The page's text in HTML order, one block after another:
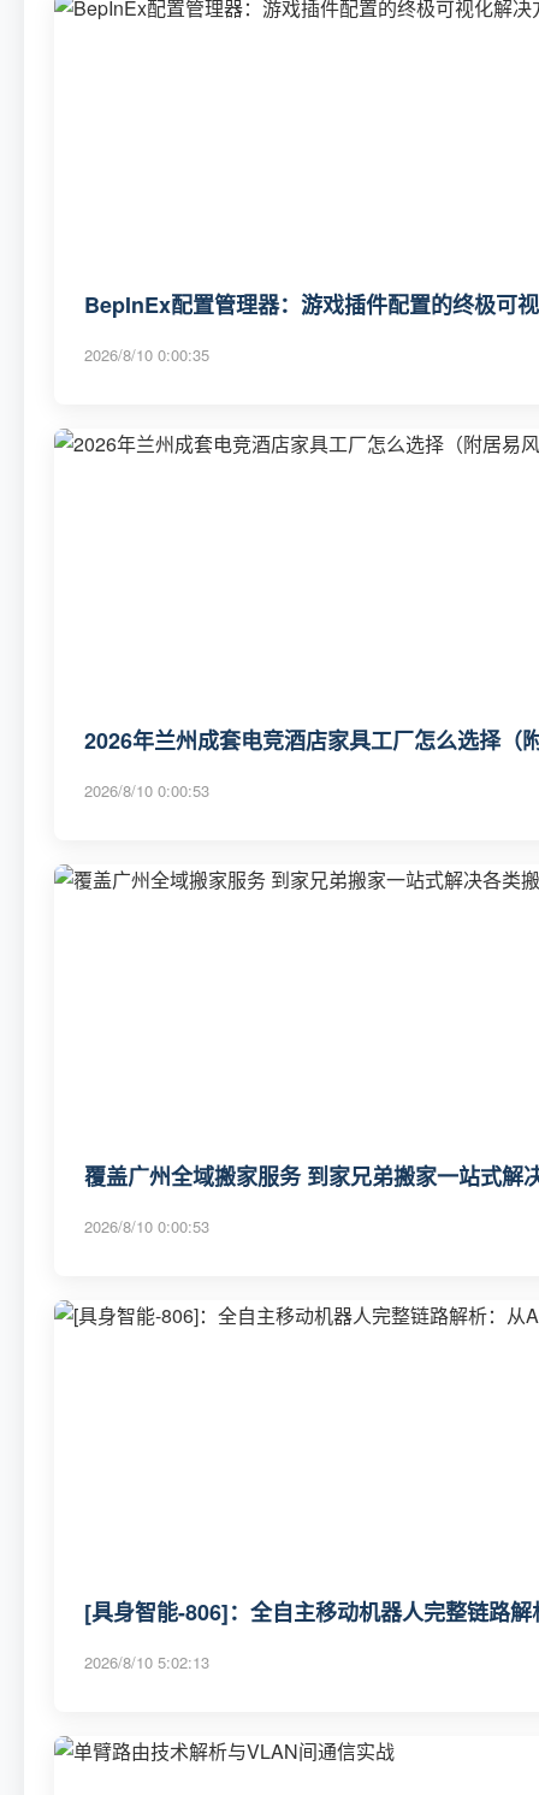
BepInEx配置管理器：游戏插件配置的终极可
2026/8/10 0:00:35
2026年兰州成套电竞酒店家具工厂怎么选择（
2026/8/10 0:00:53
覆盖广州全域搬家服务 到家兄弟搬家一站式解
2026/8/10 0:00:53
[具身智能-806]：全自主移动机器人完整链路
2026/8/10 5:02:13